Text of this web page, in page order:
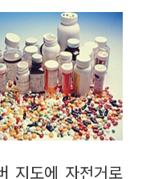
지도에 자전거로